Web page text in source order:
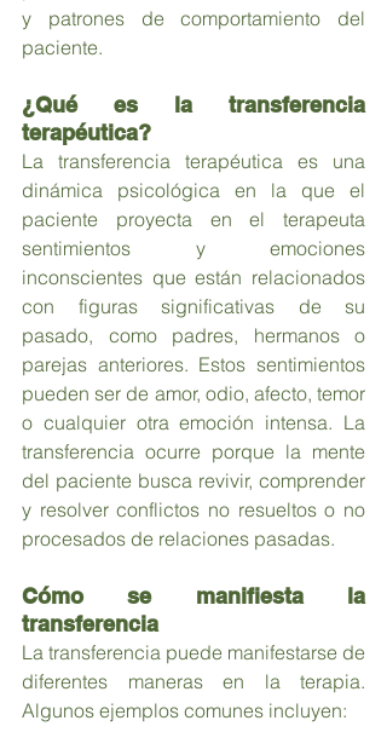
y patrones de comportamiento del
paciente.
¿Qué es la transferencia
terapéutica?
La transferencia terapéutica es una
dinámica psicológica en la que el
paciente proyecta en el terapeuta
sentimientos y emociones
inconscientes que están relacionados
con figuras significativas de su
pasado, como padres, hermanos o
parejas anteriores. Estos sentimientos
pueden ser de amor, odio, afecto, temor
o cualquier otra emoción intensa. La
transferencia ocurre porque la mente
del paciente busca revivir, comprender
y resolver conflictos no resueltos o no
procesados de relaciones pasadas.
Cómo se manifiesta la
transferencia
La transferencia puede manifestarse de
diferentes maneras en la terapia.
Algunos ejemplos comunes incluyen: